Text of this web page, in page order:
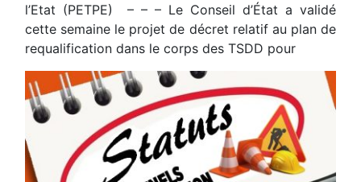
l’Etat (PETPE) – – – Le Conseil d’État a validé
cette semaine le projet de décret relatif au plan de
requalification dans le corps des TSDD pour